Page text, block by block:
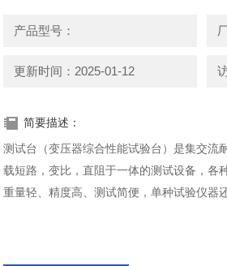
产品型号：
更新时间：2025-01-12
简要描述：
测试台（变压器综合性能试验台）是集交流
载短路，变比，直阻于一体的测试设备，各
重量轻、精度高、测试简便，单种试验仪器